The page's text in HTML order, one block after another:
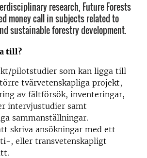
research, Future Forests
money call in subjects related to
sustainable forestry development.
till?
pilotstudier som kan ligga till
tvärvetenskapliga projekt,
av fältförsök, inventeringar,
intervjustudier samt
sammanställningar.
skriva ansökningar med ett
, eller transvetenskapligt